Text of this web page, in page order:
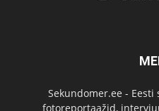
Sekundomer.ee -
fotoreportaažid,